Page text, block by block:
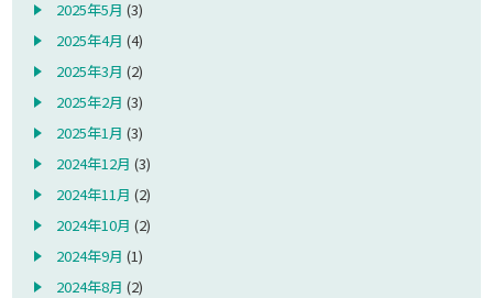
2025年5月 (3)
2025年4月 (4)
2025年3月 (2)
2025年2月 (3)
2025年1月 (3)
2024年12月 (3)
2024年11月 (2)
2024年10月 (2)
2024年9月 (1)
2024年8月 (2)